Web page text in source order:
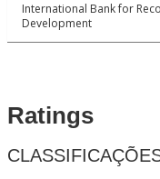
International Bank for
Development
Ratings